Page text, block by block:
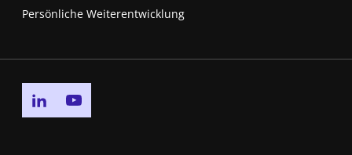
Persönliche Weiterentwicklung
Go to linkedin page